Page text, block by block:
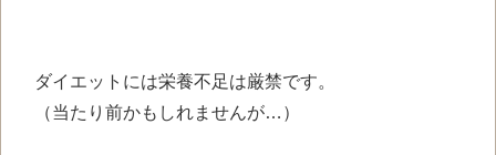
ダイエットには栄養不足は厳禁です。
（当たり前かもしれませんが…）